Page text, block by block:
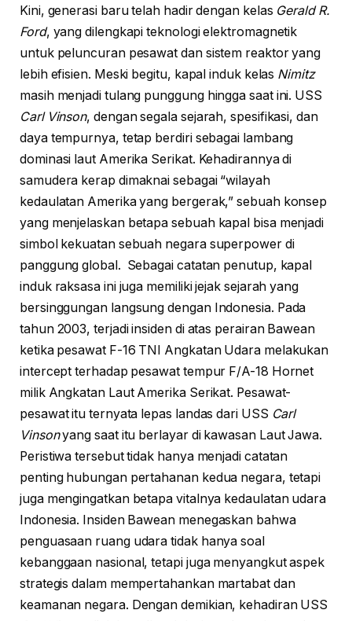
Kini, generasi baru telah hadir dengan kelas Gerald R.
Ford, yang dilengkapi teknologi elektromagnetik
untuk peluncuran pesawat dan sistem reaktor yang
lebih efisien. Meski begitu, kapal induk kelas Nimitz
masih menjadi tulang punggung hingga saat ini. USS
Carl Vinson, dengan segala sejarah, spesifikasi, dan
daya tempurnya, tetap berdiri sebagai lambang
dominasi laut Amerika Serikat. Kehadirannya di
samudera kerap dimaknai sebagai “wilayah
kedaulatan Amerika yang bergerak,” sebuah konsep
yang menjelaskan betapa sebuah kapal bisa menjadi
simbol kekuatan sebuah negara superpower di
panggung global. Sebagai catatan penutup, kapal
induk raksasa ini juga memiliki jejak sejarah yang
bersinggungan langsung dengan Indonesia. Pada
tahun 2003, terjadi insiden di atas perairan Bawean
ketika pesawat F-16 TNI Angkatan Udara melakukan
intercept terhadap pesawat tempur F/A-18 Hornet
milik Angkatan Laut Amerika Serikat. Pesawat-
pesawat itu ternyata lepas landas dari USS Carl
Vinsonyang saat itu berlayar di kawasan Laut Jawa.
Peristiwa tersebut tidak hanya menjadi catatan
penting hubungan pertahanan kedua negara, tetapi
juga mengingatkan betapa vitalnya kedaulatan udara
Indonesia. Insiden Bawean menegaskan bahwa
penguasaan ruang udara tidak hanya soal
kebanggaan nasional, tetapi juga menyangkut aspek
strategis dalam mempertahankan martabat dan
keamanan negara. Dengan demikian, kehadiran USS